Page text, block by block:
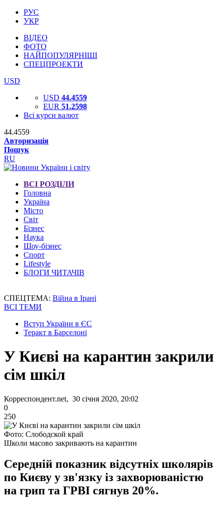
РУС
УКР
ВІДЕО
ФОТО
НАЙПОПУЛЯРНІШІ
СПЕЦПРОЕКТИ
USD
USD 44.4559
EUR 51.2598
Всі курси валют
44.4559
Авторизація
Пошук
RU
ВСІ РОЗДІЛИ
Головна
Україна
Місто
Світ
Бізнес
Наука
Шоу-бізнес
Спорт
Lifestyle
БЛОГИ ЧИТАЧІВ
СПЕЦТЕМА: Війна в Ірані
ВСІ ТЕМИ
Вступ України в ЄС
Теракт в Барселоні
У Києві на карантин закрили
сім шкіл
Корреспондент.net, 30 січня 2020, 20:02
0
250
Фото: Слободской край
Школи масово закривають на карантин
Середній показник відсутніх школярів
по Києву у зв'язку із захворюваністю
на грип та ГРВІ сягнув 20%.